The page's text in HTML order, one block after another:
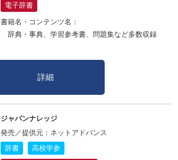
電子辞書
書籍名・コンテンツ名：
辞典・事典、学習参考書、問題集など多数収録
詳細
ジャパンナレッジ
発売／提供元：ネットアドバンス
辞書
高校学参